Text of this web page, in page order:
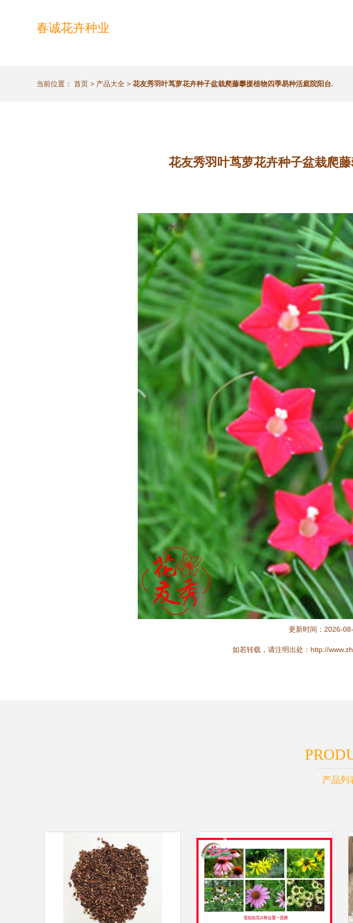
春诚花卉种业
当前位置： 首页 > 产品大全 > 花友秀羽叶茑萝花卉种子盆栽爬藤攀援植物四季易种活庭院阳台.
花友秀羽叶茑萝花卉种子盆栽爬
更新时间：2026-
如若转载，请注明出处：http://
产品列